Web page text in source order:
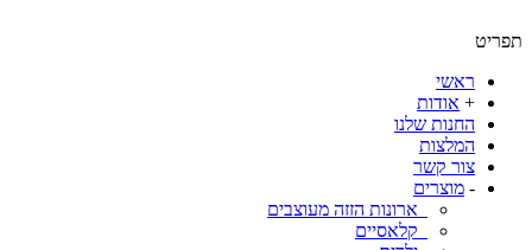
ראשי
אודות
החנות שלנו
המלצות
צור קשר
מוצרים
ארונות הזזה מעוצבים
קלאסיים